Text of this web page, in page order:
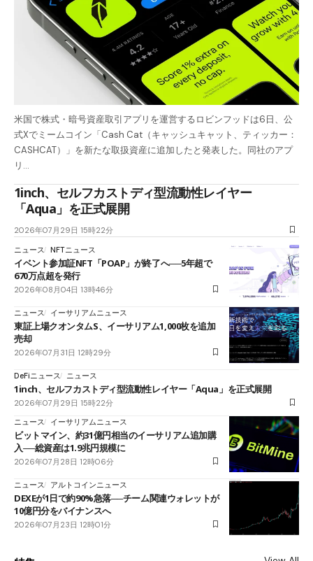
米国で株式・暗号資産取引アプリを運営するロビンフッドは6日、公
式Xでミームコイン「Cash Cat（キャッシュキャット、ティッカー：
CASHCAT）」を新たな取扱資産に追加したと発表した。同社のアプ
リ…
1inch、セルフカストディ型流動性レイヤー
「Aqua」を正式展開
2026年07月29日 15時22分
ニュース NFTニュース
イベント参加証NFT「POAP」が終了へ──5年超で
670万点超を発行
2026年08月04日 13時46分
ニュース イーサリアムニュース
東証上場クオンタムS、イーサリアム1,000枚を追加
売却
2026年07月31日 12時29分
DeFiニュース ニュース
1inch、セルフカストディ型流動性レイヤー「Aqua」を正式展開
2026年07月29日 15時22分
ニュース
イーサリアムニュース
ビットマイン、約31億円相当のイーサリアム追加購
入──総資産は1.9兆円規模に
2026年07月28日 12時06分
ニュース アルトコインニュース
DEXEが1日で約90%急落──チーム関連ウォレットが
10億円分をバイナンスへ
2026年07月23日 12時01分